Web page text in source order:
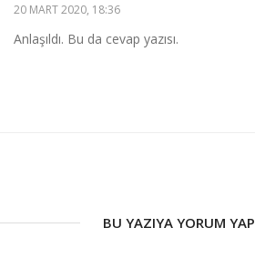
20 MART 2020, 18:36
Anlaşıldı. Bu da cevap yazısı.
BU YAZIYA YORUM YAP